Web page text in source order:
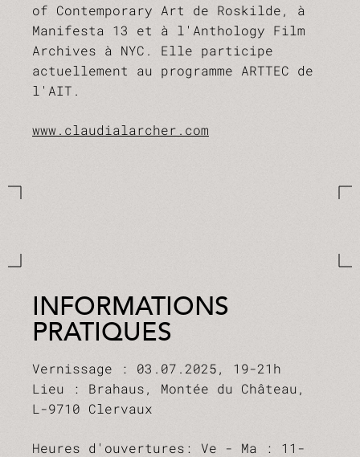
of Contemporary Art de Roskilde, à
Manifesta 13 et à l'Anthology Film
Archives à NYC. Elle participe
actuellement au programme ARTTEC de
l'AIT.
www.claudialarcher.com
INFORMATIONS
PRATIQUES
Vernissage : 03.07.2025, 19-21h
Lieu : Brahaus, Montée du Château,
L-9710 Clervaux
Heures d'ouvertures: Ve - Ma : 11-